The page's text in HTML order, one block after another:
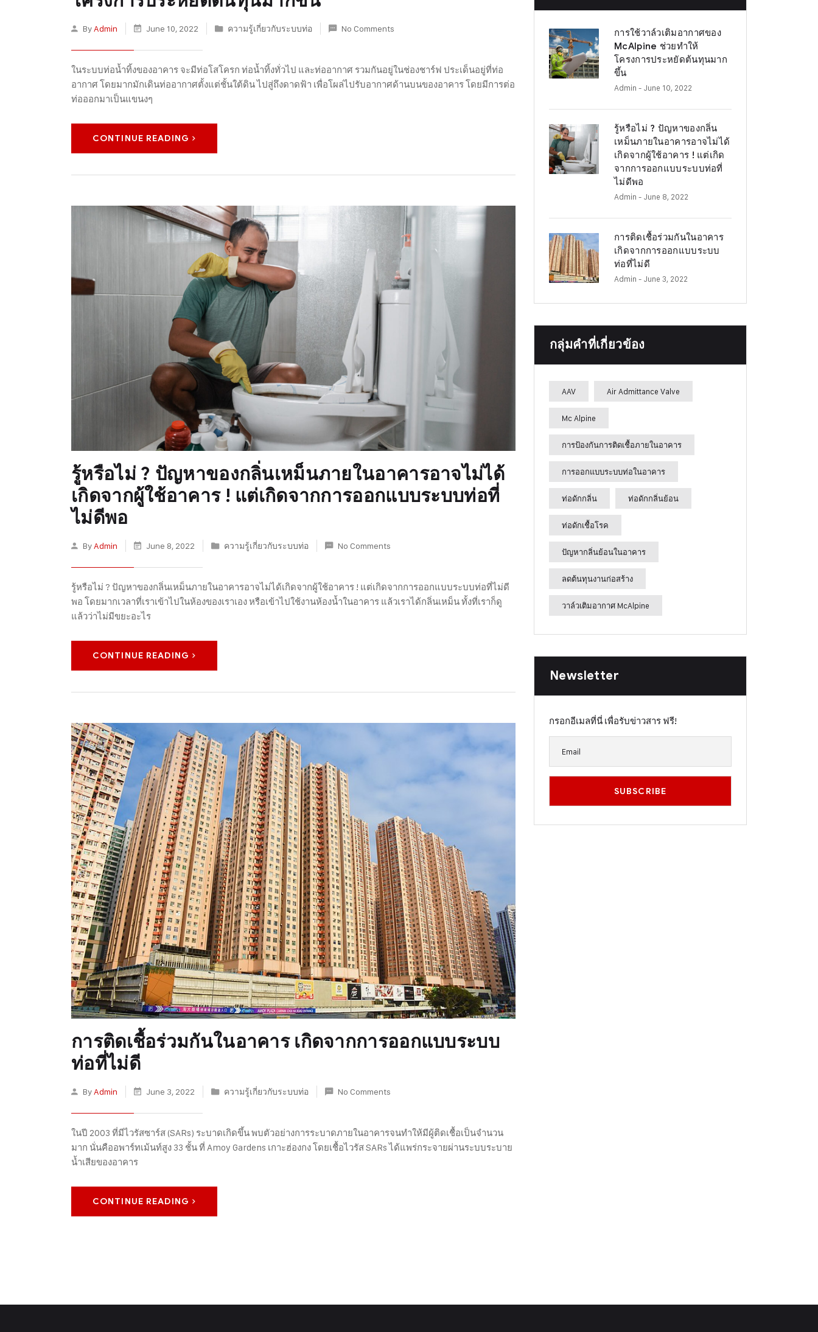
By Admin June 10, 2022 ความรู้เกี่ยวกับระบบท่อ No Comments
ในระบบท่อน้ำทิ้งของอาคาร จะมีท่อโสโครก ท่อน้ำทิ้งทั่วไป และท่ออากาศ รวมกันอยู่ในช่องชาร์ฟ ประเด็นอยู่ที่ท่อ
อากาศ โดยมากมักเดินท่ออากาศตั้งแต่ชั้นใต้ดิน ไปสู่ถึงดาดฟ้า เพื่อโผล่ไปรับอากาศด้านบนของอาคาร โดยมีการต่อ
ท่อออกมาเป็นแขนงๆ
CONTINUE READING
รู้หรือไม่ ? ปัญหาของกลิ่นเหม็นภายในอาคารอาจไม่ได้
เกิดจากผู้ใช้อาคาร ! แต่เกิดจากการออกแบบระบบท่อที่
ไม่ดีพอ
By Admin June 8, 2022 ความรู้เกี่ยวกับระบบท่อ No Comments
รู้หรือไม่ ? ปัญหาของกลิ่นเหม็นภายในอาคารอาจไม่ได้เกิดจากผู้ใช้อาคาร ! แต่เกิดจากการออกแบบระบบท่อที่ไม่ดี
พอ โดยมากเวลาที่เราเข้าไปในห้องของเราเอง หรือเข้าไปใช้งานห้องน้ำในอาคาร แล้วเราได้กลิ่นเหม็น ทั้งที่เราก็ดู
แล้วว่าไม่มีขยะอะไร
CONTINUE READING
การติดเชื้อร่วมกันในอาคาร เกิดจากการออกแบบระบบ
ท่อที่ไม่ดี
By Admin June 3, 2022 ความรู้เกี่ยวกับระบบท่อ No Comments
ในปี 2003 ที่มีไวรัสซาร์ส (SARs) ระบาดเกิดขึ้น พบตัวอย่างการระบาดภายในอาคารจนทำให้มีผู้ติดเชื้อเป็นจำนวน
มาก นั่นคืออพาร์ทเม้นท์สูง 33 ชั้น ที่ Amoy Gardens เกาะฮ่องกง โดยเชื้อไวรัส SARs ได้แพร่กระจายผ่านระบบระบาย
น้ำเสียของอาคาร
CONTINUE READING
การใช้วาล์วเติมอากาศของ
McAlpine ช่วยทำให้
โครงการประหยัดต้นทุนมาก
ขึ้น
Admin - June 10, 2022
รู้หรือไม่ ? ปัญหาของกลิ่น
เหม็นภายในอาคารอาจไม่ได้
เกิดจากผู้ใช้อาคาร ! แต่เกิด
จากการออกแบบระบบท่อที่
ไม่ดีพอ
Admin - June 8, 2022
การติดเชื้อร่วมกันในอาคาร
เกิดจากการออกแบบระบบ
ท่อที่ไม่ดี
Admin - June 3, 2022
กลุ่มคำที่เกี่ยวข้อง
AAV Air Admittance Valve
Mc Alpine
การป้องกันการติดเชื้อภายในอาคาร
การออกแบบระบบท่อในอาคาร
ท่อดักกลิ่น ท่อดักกลิ่นย้อน
ท่อดักเชื้อโรค
ปัญหากลิ่นย้อนในอาคาร
ลดต้นทุนงานก่อสร้าง
วาล์วเติมอากาศ McAlpine
Newsletter
กรอกอีเมลที่นี่ เพื่อรับข่าวสาร ฟรี!